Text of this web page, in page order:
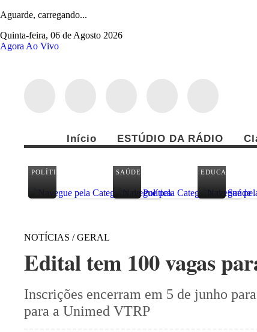
Aguarde, carregando...
Quinta-feira, 06 de Agosto 2026
Agora Ao Vivo
Início ESTÚDIO DA RÁDIO
POLÍTICA SAÚDE EDUCAÇÃO
NOTÍCIAS / GERAL
Edital tem 100 vagas
Inscrições encerram em 5 de junho
para a Unimed VTRP